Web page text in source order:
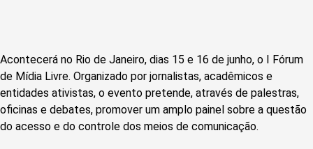
Acontecerá no Rio de Janeiro, dias 15 e 16 de junho, o I Fórum
de Mídia Livre. Organizado por jornalistas, acadêmicos e
entidades ativistas, o evento pretende, através de palestras,
oficinas e debates, promover um amplo painel sobre a questão
do acesso e do controle dos meios de comunicação.